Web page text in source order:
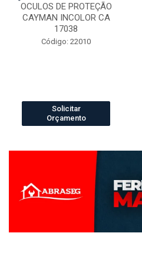
OCULOS DE PROTEÇÃO
CAYMAN INCOLOR CA
17038
Código: 22010
Solicitar
Orçamento